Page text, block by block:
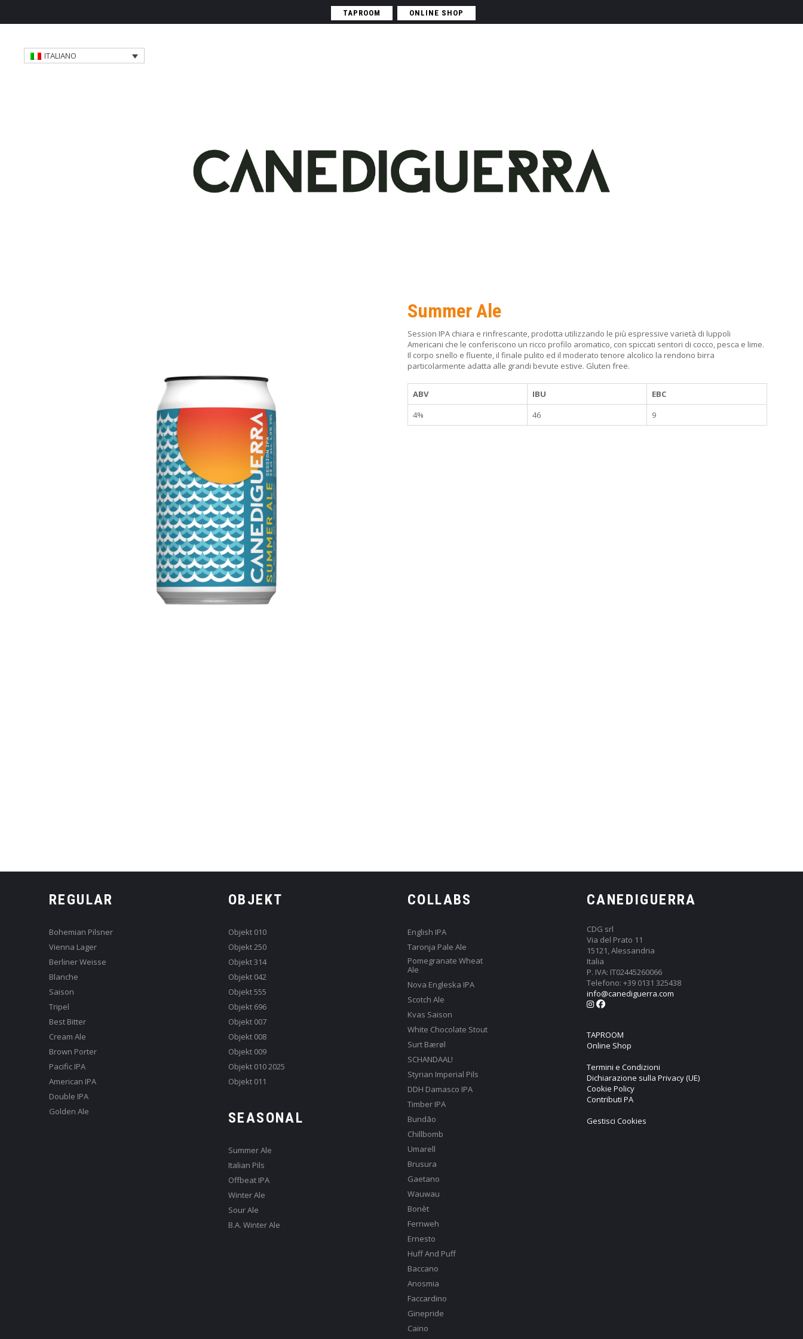
TAPROOM ONLINE SHOP
ITALIANO
Summer Ale
Session IPA chiara e rinfrescante, prodotta utilizzando le più espressive varietà di luppoli
Americani che le conferiscono un ricco profilo aromatico, con spiccati sentori di cocco, pesca e lime.
Il corpo snello e fluente, il finale pulito ed il moderato tenore alcolico la rendono birra
particolarmente adatta alle grandi bevute estive. Gluten free.
ABV IBU
EBC
4%
46 9
REGULAR
Bohemian Pilsner
Vienna Lager
Berliner Weisse
Blanche
Saison
Tripel
Best Bitter
Cream Ale
Brown Porter
Pacific IPA
American IPA
Double IPA
Golden Ale
OBJEKT
Objekt 010
Objekt 250
Objekt 314
Objekt 042
Objekt 555
Objekt 696
Objekt 007
Objekt 008
Objekt 009
Objekt 010 2025
Objekt 011
SEASONAL
Summer Ale
Italian Pils
Offbeat IPA
Winter Ale
Sour Ale
B.A. Winter Ale
COLLABS
English IPA
Taronja Pale Ale
Pomegranate Wheat
Ale
Nova Engleska IPA
Scotch Ale
Kvas Saison
White Chocolate Stout
Surt Bærøl
SCHANDAAL!
Styrian Imperial Pils
DDH Damasco IPA
Timber IPA
Bundão
Chillbomb
Umarell
Brusura
Gaetano
Wauwau
Bonèt
Fernweh
Ernesto
Huff And Puff
Baccano
Anosmia
Faccardino
Ginepride
Caino
CANEDIGUERRA
CDG srl
Via del Prato 11
15121, Alessandria
Italia
P. IVA: IT02445260066
Telefono: +39 0131 325438
info@canediguerra.com
TAPROOM
Online Shop
Termini e Condizioni
Dichiarazione sulla Privacy (UE)
Cookie Policy
Contributi PA
Gestisci Cookies